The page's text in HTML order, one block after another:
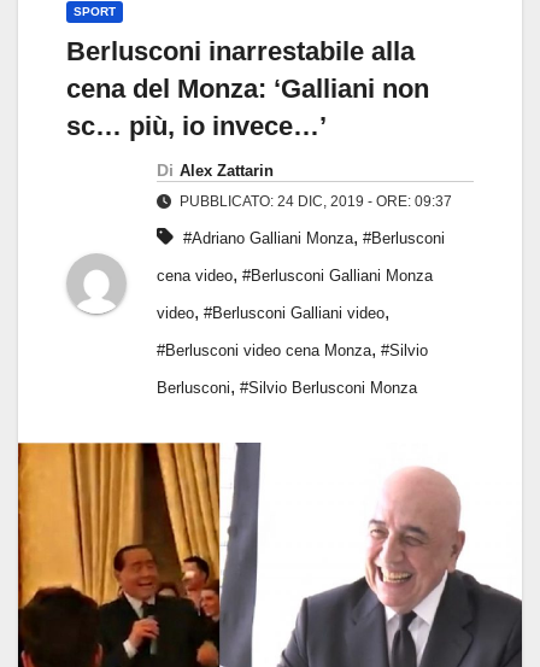
SPORT
Berlusconi inarrestabile alla
cena del Monza: ‘Galliani non
sc… più, io invece…’
Di Alex Zattarin
PUBBLICATO: 24 DIC, 2019 - ORE: 09:37
#Adriano Galliani Monza, #Berlusconi
cena video, #Berlusconi Galliani Monza
video, #Berlusconi Galliani video,
#Berlusconi video cena Monza, #Silvio
Berlusconi, #Silvio Berlusconi Monza